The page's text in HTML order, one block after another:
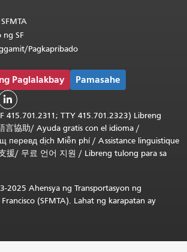
ng SF
Pagkapribado
Paglalakbay Pamasahe

415.701.2311; TTY 415.701.2323) Libreng
言協助/ Ayuda gratis con el idioma /
перевд dịch Miễn phí/ Assistance linguistique
援/ 무료 언어 지원 / Libreng tulong para sa
2025 Ahensya ng Transportasyon ng
(SFMTA). Lahat ng karapatan ay